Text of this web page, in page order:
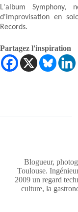
L'album Symphony,
d'improvisation en
Records.
Partagez l'inspiration
Blogueur,
Toulouse.
2009 un regard
culture, la